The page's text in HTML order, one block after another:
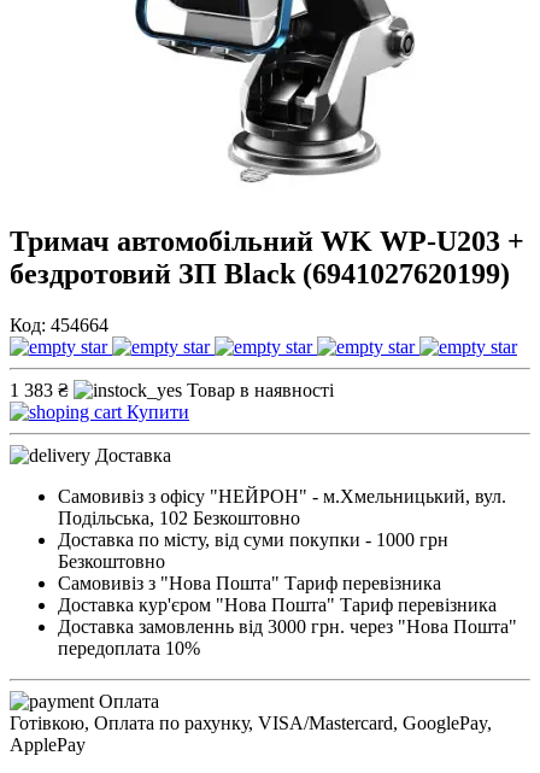
Тримач автомобільний WK WP-U203 +
бездротовий ЗП Black (6941027620199)
Код: 454664
1 383 ₴
Товар в наявності
Купити
Доставка
Самовивіз з офісу "НЕЙРОН" - м.Хмельницький, вул.
Подільська, 102 Безкоштовно
Доставка по місту, від суми покупки - 1000 грн
Безкоштовно
Самовивіз з "Нова Пошта" Тариф перевізника
Доставка кур'єром "Нова Пошта" Тариф перевізника
Доставка замовленнь від 3000 грн. через "Нова Пошта"
передоплата 10%
Оплата
Готівкою, Оплата по рахунку, VISA/Mastercard, GooglePay,
ApplePay